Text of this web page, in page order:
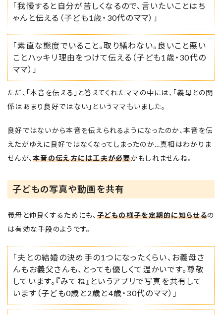
「我慢すると自分が苦しくなるので、言いたいことはち
ゃんと伝える（子ども1歳・30代のママ）」
「素直な態度でいること。取り繕わない。良いこと悪い
ことハッキリ理由をつけて伝える（子ども1歳・30代の
ママ）」
ただ、「本音を伝える」と答えてくれたママの中には、「義母との関
係はあまり良好ではない」というママもいました。
良好ではないから本音を伝えられるようになったのか、本音を伝
えたがゆえに良好ではなくなってしまったのか…真相はわかりま
せんが、本音の伝え方には工夫が必要かもしれませんね。
子どもの写真や動画を共有
義母と仲良くするためにも、 子どもの様子を定期的に知らせるの
は有効な手段のようです。
「夫との結婚の決め手の1つになったくらい、お義母さ
んもお義父さんも、とっても優しくて温かいです。尊敬
しています。『みてね』というアプリで写真を共有して
います（子ども0歳と2歳と4歳・30代のママ）」